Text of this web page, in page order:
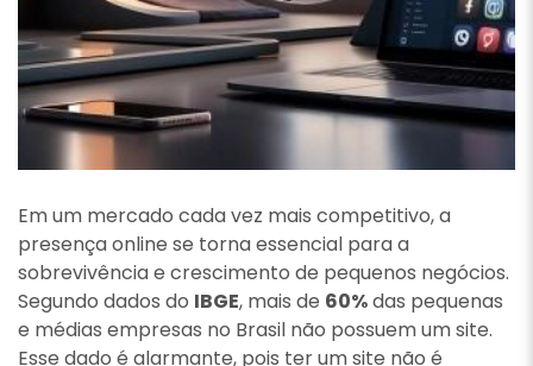
Em um mercado cada vez mais competitivo, a
presença online se torna essencial para a
sobrevivência e crescimento de pequenos negócios.
Segundo dados do IBGE, mais de 60%das pequenas
e médias empresas no Brasil não possuem um site.
Esse dado é alarmante, pois ter um site não é